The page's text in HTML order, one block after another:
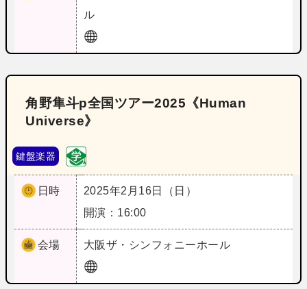
ル
角野隼斗p全国ツアー2025《Human
Universe》
鍵盤楽器
日時
2025年2月16日（日）
開演：16:00
会場 大阪ザ・シンフォニーホール